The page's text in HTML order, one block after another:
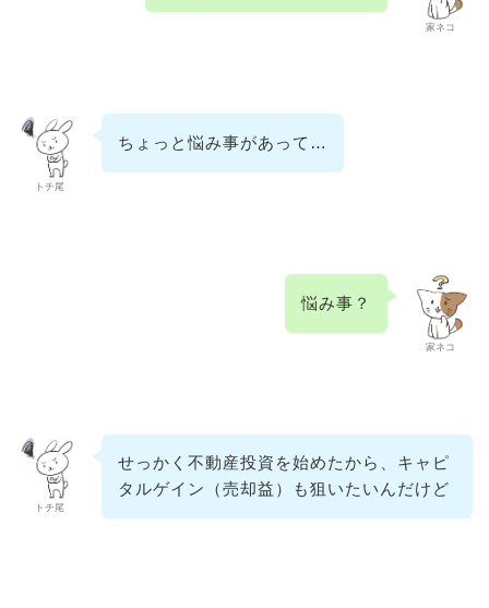
家ネコ
トチ尾
ちょっと悩み事があって…
家ネコ
悩み事？
トチ尾
せっかく不動産投資を始めたから、キャピ
タルゲイン（売却益）も狙いたいんだけど